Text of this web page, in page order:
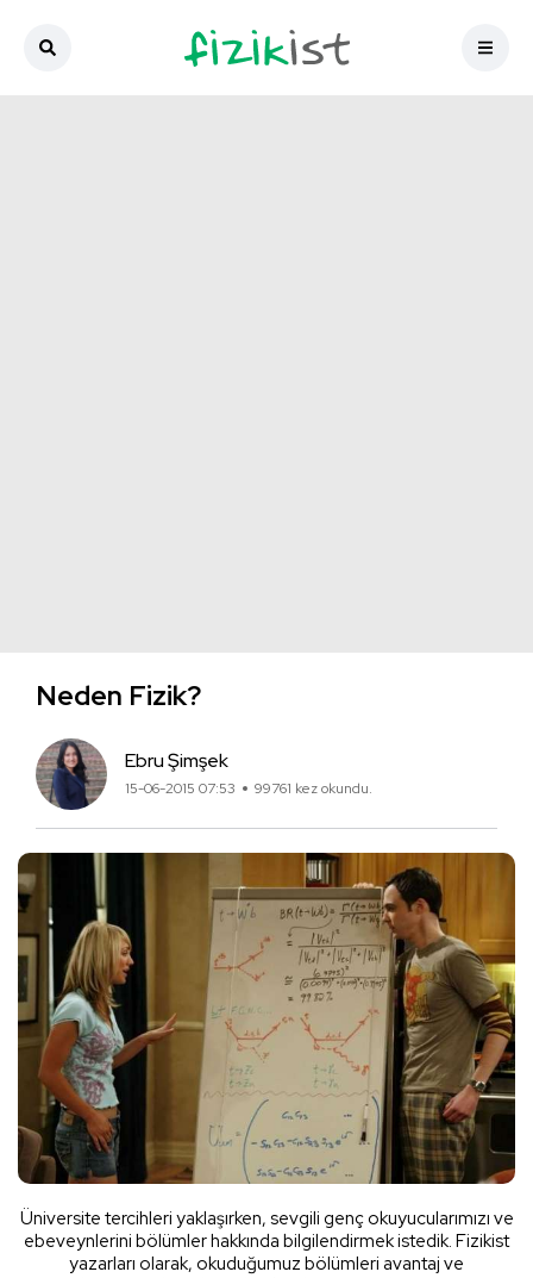
Neden Fizik?
Ebru Şimşek
15-06-2015 07:53 99761 kez okundu.
Üniversite tercihleri yaklaşırken, sevgili genç okuyucularımızı ve
ebeveynlerini bölümler hakkında bilgilendirmek istedik. Fizikist
yazarları olarak, okuduğumuz bölümleri avantaj ve